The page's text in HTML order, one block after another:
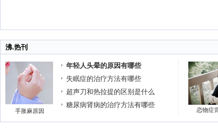
沸.热刊
手胀麻原因
年轻人头晕的原因有哪些
失眠症的治疗方法有哪些
超声刀和热拉提的区别是什么
糖尿病肾病的治疗方法有哪些
恋物症